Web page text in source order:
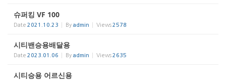
슈퍼킹 VF 100
Date 2021.10.23 By admin Views2578
시티밴승용배달용
Date 2023.01.06 By admin Views2635
시티승용 어르신용